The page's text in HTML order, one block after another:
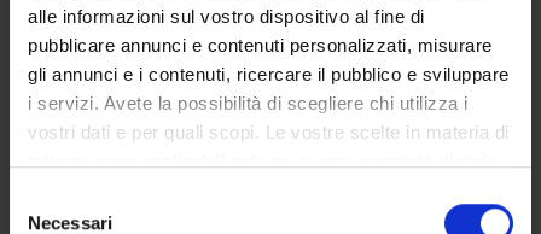
alle informazioni sul vostro dispositivo al fine di
pubblicare annunci e contenuti personalizzati, misurare
gli annunci e i contenuti, ricercare il pubblico e sviluppare
i servizi. Avete la possibilità di scegliere chi utilizza i
vostri dati e per quali scopi. Le vostre scelte in materia di
modificare o revocare il proprio consenso in qualsiasi
delNecessari
Last Modified:
November 1, 2022
Bibliographic citation:
Stoffella, Marco ,Tuscans as Gens? Shaping local Identities
and Communities in Early Medieval TuscanyPost-Roman
Transitions. Christian and Barbarian Identities in the Early